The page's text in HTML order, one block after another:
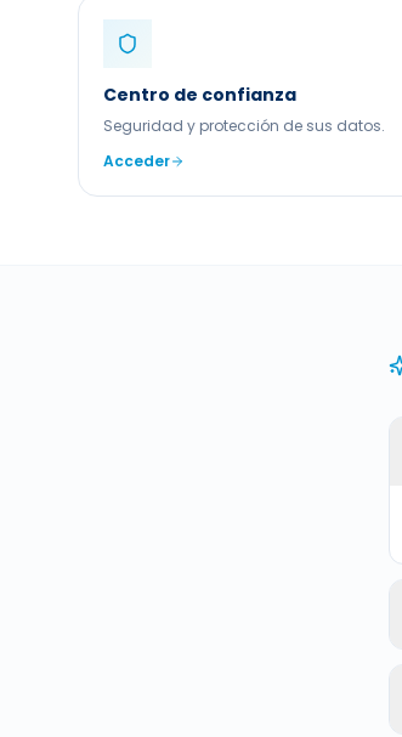
Centro de confianza
Seguridad y protección de sus datos.
Acceder